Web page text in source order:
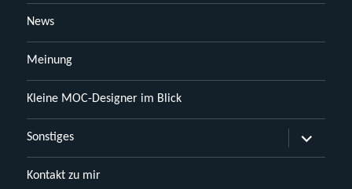
News
Meinung
Kleine MOC-Designer im Blick
Sonstiges
öffnen
Kontakt zu mir